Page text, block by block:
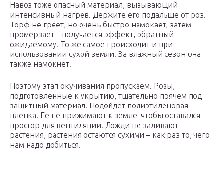
Навоз тоже опасный материал, вызывающий
интенсивный нагрев. Держите его подальше от роз.
Торф не греет, но очень быстро намокает, затем
промерзает – получается эффект, обратный
ожидаемому. То же самое происходит и при
использовании сухой земли. За влажный сезон она
также намокнет.
Поэтому этап окучивания пропускаем. Розы,
подготовленные к укрытию, тщательно прячем под
защитный материал. Подойдет полиэтиленовая
пленка. Ее не прижимают к земле, чтобы оставался
простор для вентиляции. Дожди не заливают
растения, растения остаются сухими – как раз то, чего
нам надо добиться.